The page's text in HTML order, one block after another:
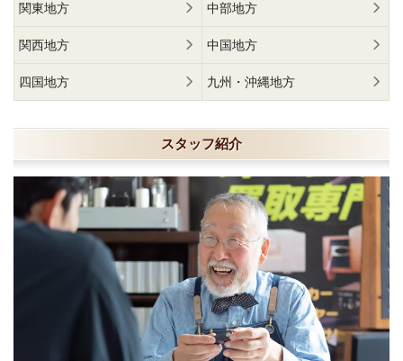
関東地方 中部地方
関西地方 中国地方
四国地方 九州・沖縄地方
スタッフ紹介